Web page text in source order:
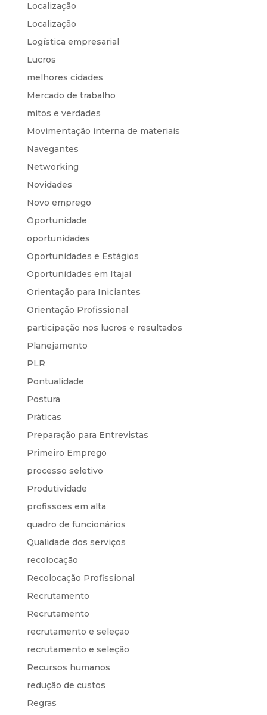
Localização
Localização
Logística empresarial
Lucros
melhores cidades
Mercado de trabalho
mitos e verdades
Movimentação interna de materiais
Navegantes
Networking
Novidades
Novo emprego
Oportunidade
oportunidades
Oportunidades e Estágios
Oportunidades em Itajaí
Orientação para Iniciantes
Orientação Profissional
participação nos lucros e resultados
Planejamento
PLR
Pontualidade
Postura
Práticas
Preparação para Entrevistas
Primeiro Emprego
processo seletivo
Produtividade
profissoes em alta
quadro de funcionários
Qualidade dos serviços
recolocação
Recolocação Profissional
Recrutamento
Recrutamento
recrutamento e seleçao
recrutamento e seleção
Recursos humanos
redução de custos
Regras